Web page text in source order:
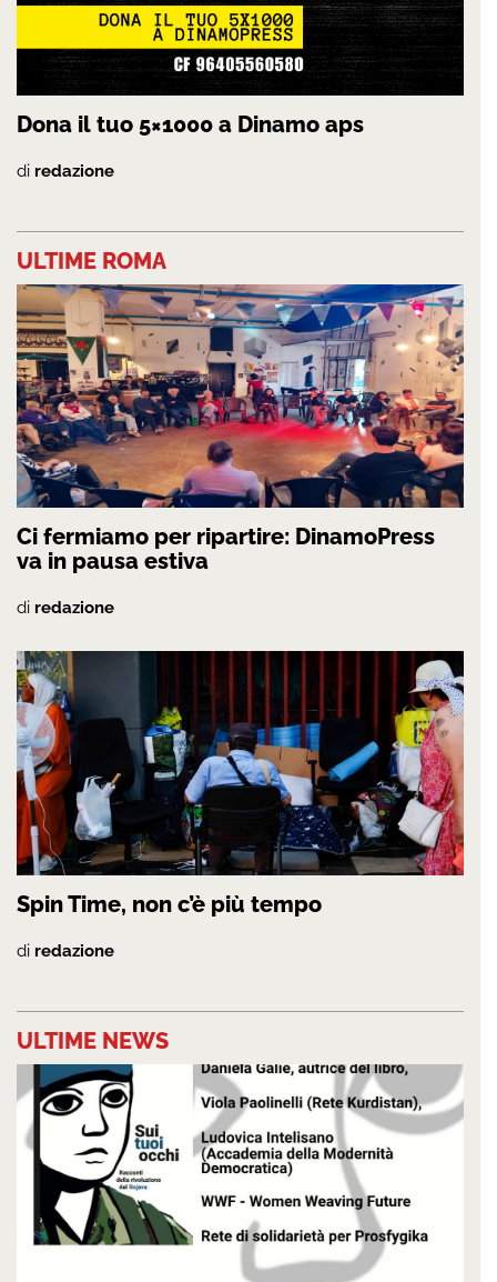
Dona il tuo 5×1000 a Dinamo aps
di redazione
ULTIME ROMA
Ci fermiamo per ripartire: DinamoPress
va in pausa estiva
di redazione
Spin Time, non c’è più tempo
di redazione
ULTIME NEWS